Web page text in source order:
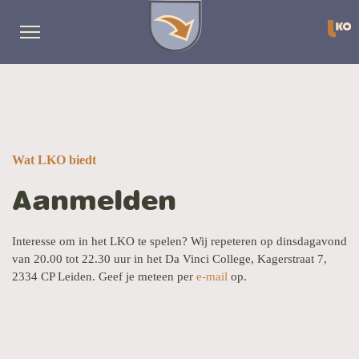
download
Algemene
Info
Wat LKO biedt
Aanmelden
Interesse om in het LKO te spelen? Wij repeteren op dinsdagavond
van 20.00 tot 22.30 uur in het Da Vinci College, Kagerstraat 7,
2334 CP Leiden. Geef je meteen per e-mail op.